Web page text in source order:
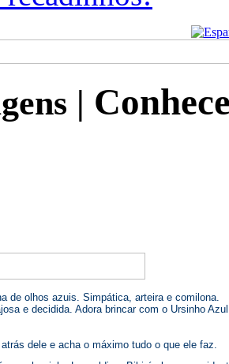
eu fui convidada
todos... Que
Andréa Araújo
recadinhos!